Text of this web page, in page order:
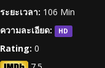
ระยะเวลา: 106 Min
ความละเอียด:
HD
Rating: 0